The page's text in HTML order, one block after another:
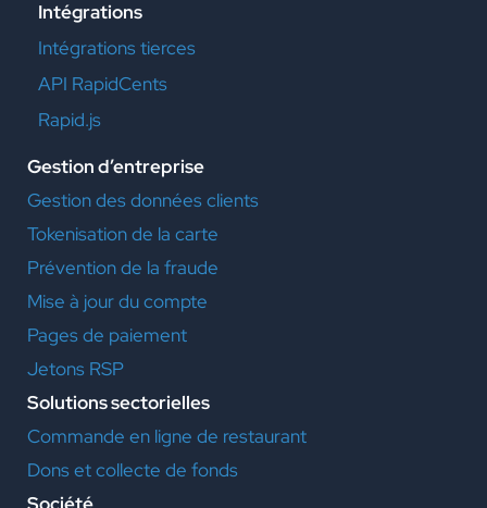
Intégrations
Intégrations tierces
API RapidCents
Rapid.js
Gestion d’entreprise
Gestion des données clients
Tokenisation de la carte
Prévention de la fraude
Mise à jour du compte
Pages de paiement
Jetons RSP
Solutions sectorielles
Commande en ligne de restaurant
Dons et collecte de fonds